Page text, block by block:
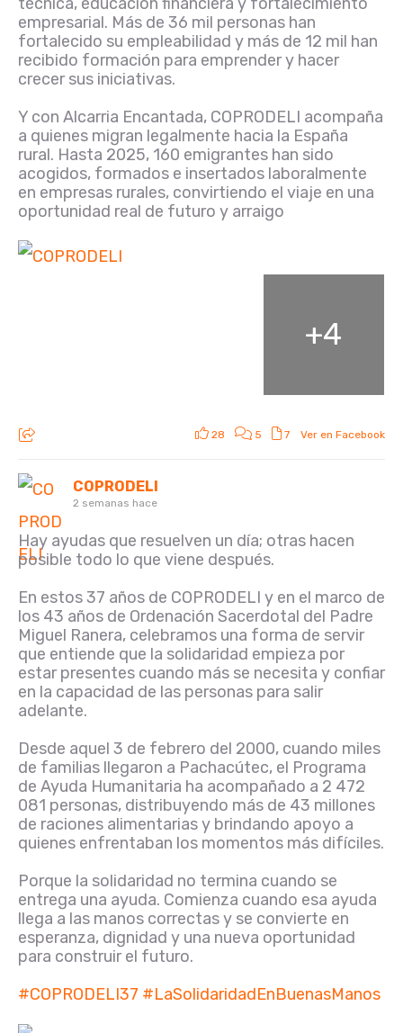
empresarial. Más de 36 mil personas han
fortalecido su empleabilidad y más de 12 mil han
recibido formación para emprender y hacer
crecer sus iniciativas.
Y con Alcarria Encantada, COPRODELI acompaña
a quienes migran legalmente hacia la España
rural. Hasta 2025, 160 emigrantes han sido
acogidos, formados e insertados laboralmente
en empresas rurales, convirtiendo el viaje en una
oportunidad real de futuro y arraigo
+4
28 5 7 Ver en Facebook
COPRODELI
2 semanas hace
Hay ayudas que resuelven un día; otras hacen
posible todo lo que viene después.
En estos 37 años de COPRODELI y en el marco de
los 43 años de Ordenación Sacerdotal del Padre
Miguel Ranera, celebramos una forma de servir
que entiende que la solidaridad empieza por
estar presentes cuando más se necesita y confiar
en la capacidad de las personas para salir
adelante.
Desde aquel 3 de febrero del 2000, cuando miles
de familias llegaron a Pachacútec, el Programa
de Ayuda Humanitaria ha acompañado a 2 472
081 personas, distribuyendo más de 43 millones
de raciones alimentarias y brindando apoyo a
quienes enfrentaban los momentos más difíciles.
Porque la solidaridad no termina cuando se
entrega una ayuda. Comienza cuando esa ayuda
llega a las manos correctas y se convierte en
esperanza, dignidad y una nueva oportunidad
para construir el futuro.
#COPRODELI37 #LaSolidaridadEnBuenasManos